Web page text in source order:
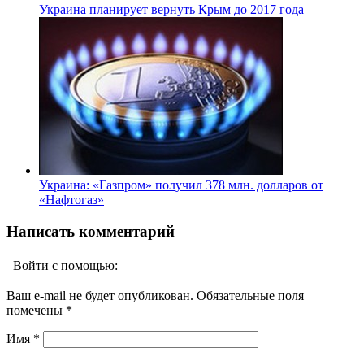
Украина планирует вернуть Крым до 2017 года
Украина: «Газпром» получил 378 млн. долларов от
«Нафтогаз»
Написать комментарий
Войти с помощью:
Ваш e-mail не будет опубликован. Обязательные поля
помечены *
Имя *